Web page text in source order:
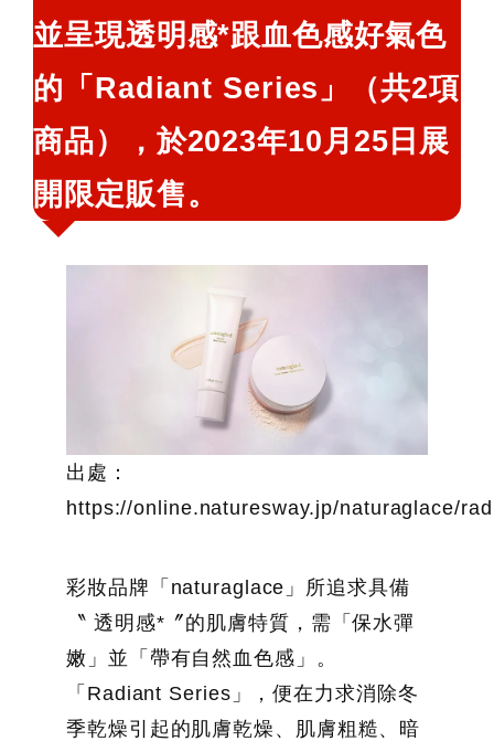
並呈現透明感*跟血色感好氣色
的「Radiant Series」（共2項
商品），於2023年10月25日展
開限定販售。
出處：
https://online.naturesway.jp/naturaglace/
彩妝品牌「naturaglace」所追求具備
〝 透明感*〞的肌膚特質，需「保水彈
嫩」並「帶有自然血色感」。
「Radiant Series」，便在力求消除冬
季乾燥引起的肌膚乾燥、肌膚粗糙、暗